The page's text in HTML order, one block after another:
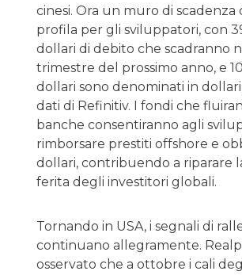
cinesi. Ora un muro di scadenza
profila per gli sviluppatori, con
dollari di debito che scadranno
trimestre del prossimo anno, e
dollari sono denominati in
dati di Refinitiv. I fondi che
banche consentiranno agli
rimborsare prestiti offshore e
dollari, contribuendo a riparare
ferita degli investitori globali.
Tornando in USA, i segnali di
continuano allegramente.
osservato che a ottobre i cali